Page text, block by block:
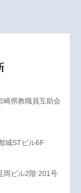
県教職員互助会
城STビル6F
ビル2階 201号